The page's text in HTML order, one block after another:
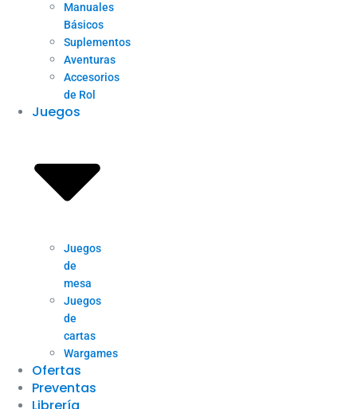
Manuales
Básicos
Suplementos
Aventuras
Accesorios
de Rol
Juegos
Juegos
de
mesa
Juegos
de
cartas
Wargames
Ofertas
Preventas
Librería